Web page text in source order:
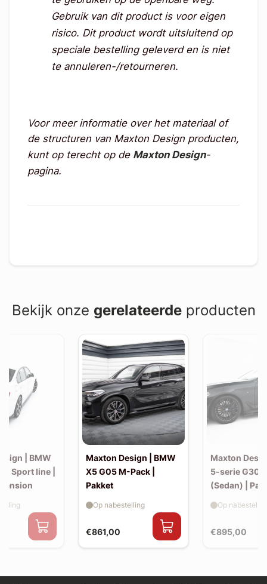
Gebruik van dit product is voor eigen
risico. Dit product wordt uitsluitend op
speciale bestelling geleverd en is niet
te annuleren-/retourneren.
Voor meer informatie over het materiaal of
de structuren van Maxton Design producten,
kunt op terecht op de Maxton Design-
pagina.
Bekijk onze gerelateerdeproducten
| BMW
Sport line |
Maxton Design | BMW
X5 G05 M-Pack |
Pakket
€861,00
Op nabestelling
Maxton
5-serie G30
(Sedan) |
€895,00
Op